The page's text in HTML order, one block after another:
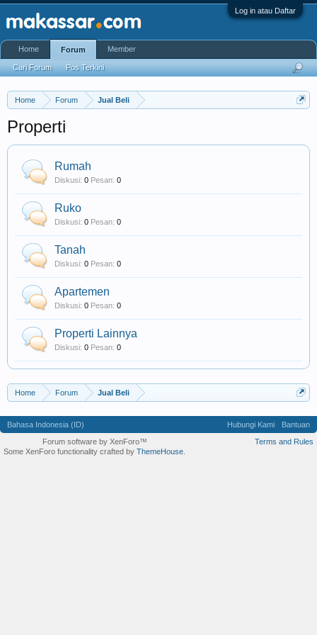
Log in atau Daftar
Home Forum Jual Beli
Properti
Rumah
Diskusi: 0 Pesan: 0
Ruko
Diskusi: 0 Pesan: 0
Tanah
Diskusi: 0 Pesan: 0
Apartemen
Diskusi: 0 Pesan: 0
Properti Lainnya
Diskusi: 0 Pesan: 0
Home Forum Jual Beli
Home Forum
Cari Forum Pos Terkini
Member
Bahasa Indonesia (ID) Hubungi Kami
Bantuan
Terms and Rules
Forum software by XenForo™
Some XenForo functionality crafted by ThemeHouse